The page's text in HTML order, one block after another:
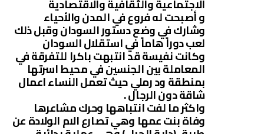
الاجتماعية والثقافية والاقتصادية
و أصبحت له فروع في المدن والأحياء
وشارك في وضع دستور السودان وقبل ذلك
لعب دوراً هاماً في استقلال السودان
وكانت نفيسة قد انتبهت باكرا للتفرقة في
المعاملة بين الجنسين في محيط اسرتها
بمنطقة ود رملي حيث تعمل النساء اعمال
شاقة دون الرجال .
واكثر ما لفت انتباهها وحرك مشاعرها
وفاة بنت عمها وهي تصارع الام الولادة عن